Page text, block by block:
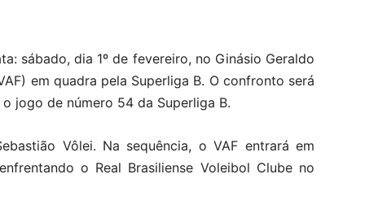
sábado, dia 1º de fevereiro, no Ginásio Geraldo
em quadra pela Superliga B. O confronto será
jogo de número 54 da Superliga B.
Vôlei. Na sequência, o VAF entrará em
o Real Brasiliense Voleibol Clube no